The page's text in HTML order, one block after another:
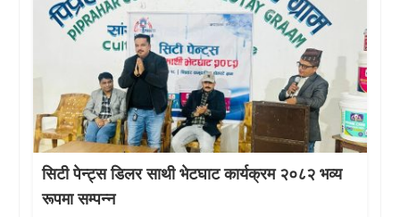
सिटी पेन्ट्स डिलर साथी भेटघाट कार्यक्रम २०८२ भव्य
रूपमा सम्पन्न